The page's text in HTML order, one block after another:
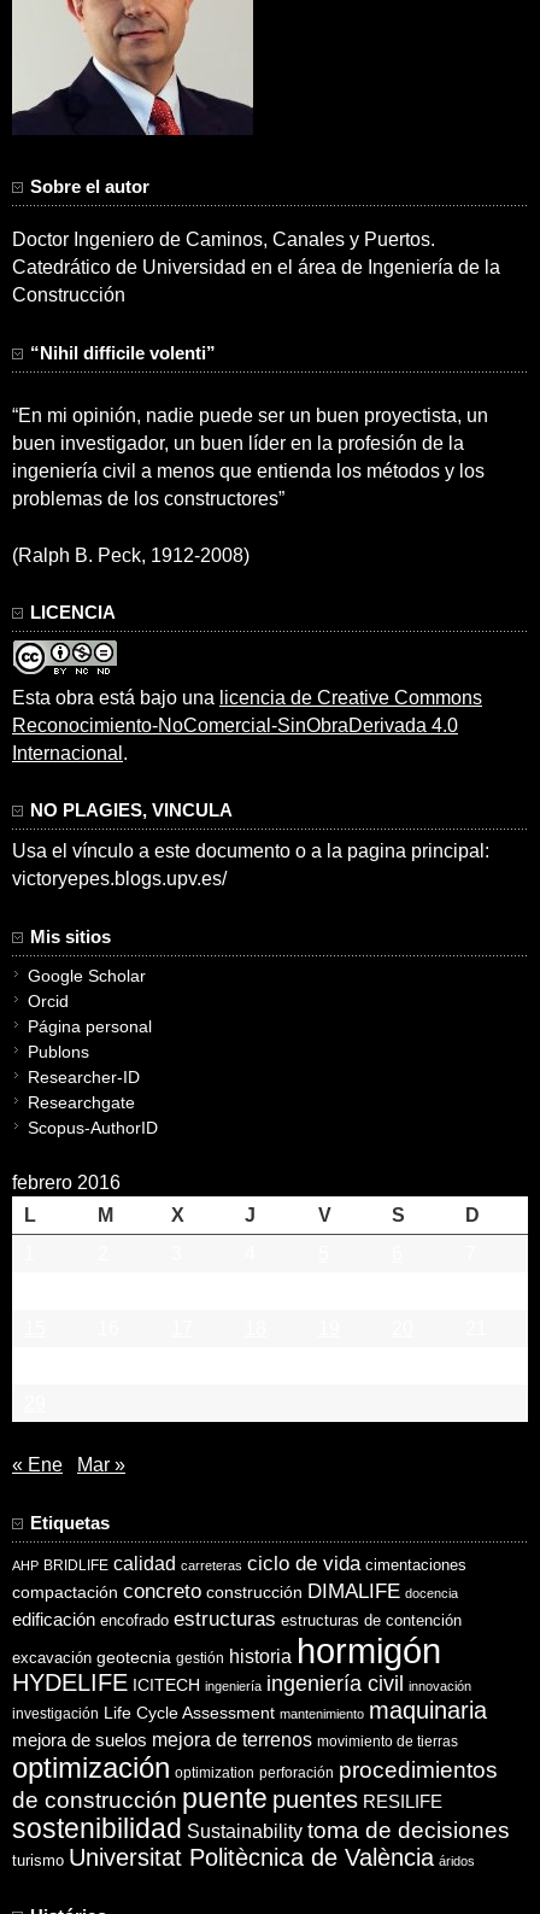
Sobre el autor
Doctor Ingeniero de Caminos, Canales y Puertos.
Catedrático de Universidad en el área de Ingeniería de la
Construcción
“Nihil difficile volenti”
“En mi opinión, nadie puede ser un buen proyectista, un
buen investigador, un buen líder en la profesión de la
ingeniería civil a menos que entienda los métodos y los
problemas de los constructores”
(Ralph B. Peck, 1912-2008)
LICENCIA
Esta obra está bajo una licencia de Creative Commons
Reconocimiento-NoComercial-SinObraDerivada 4.0
Internacional .
NO PLAGIES, VINCULA
Usa el vínculo a este documento o a la pagina principal:
victoryepes.blogs.upv.es/
Mis sitios
Google Scholar
Orcid
Página personal
Publons
Researcher-ID
Researchgate
Scopus-AuthorID
febrero 2016
L
M X J V S
D
« Ene Mar »
Etiquetas
AHP BRIDLIFE calidad carreteras ciclo de vida cimentaciones
compactación concreto construcción DIMALIFE docencia
edificación encofrado estructuras estructuras de contención
excavación geotecnia gestión historia hormigón
HYDELIFE ICITECH ingeniería ingeniería civil innovación
investigación Life Cycle Assessment mantenimiento maquinaria
mejora de suelos mejora de terrenos movimiento de tierras
optimización optimization perforación procedimientos
de construcción puente puentes RESILIFE
sostenibilidad Sustainability toma de decisiones
turismo Universitat Politècnica de València áridos